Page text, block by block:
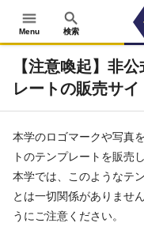
menu
Menu
search
検索
【注意喚起】非
レートの販売サ
本学のロゴマークや写真
トのテンプレートを販売
本学では、このようなテ
とは一切関係がありませ
うにご注意ください。